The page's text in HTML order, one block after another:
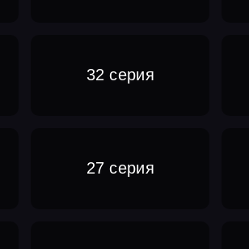
32 серия
27 серия